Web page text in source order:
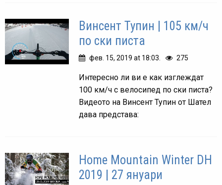
Винсент Тупин | 105 км/ч
по ски писта
фев. 15, 2019 at 18:03. 275
Интересно ли ви е как изглеждат
100 км/ч с велосипед по ски писта?
Видеото на Винсент Тупин от Шател
дава представа:
Home Mountain Winter DH
2019 | 27 януари